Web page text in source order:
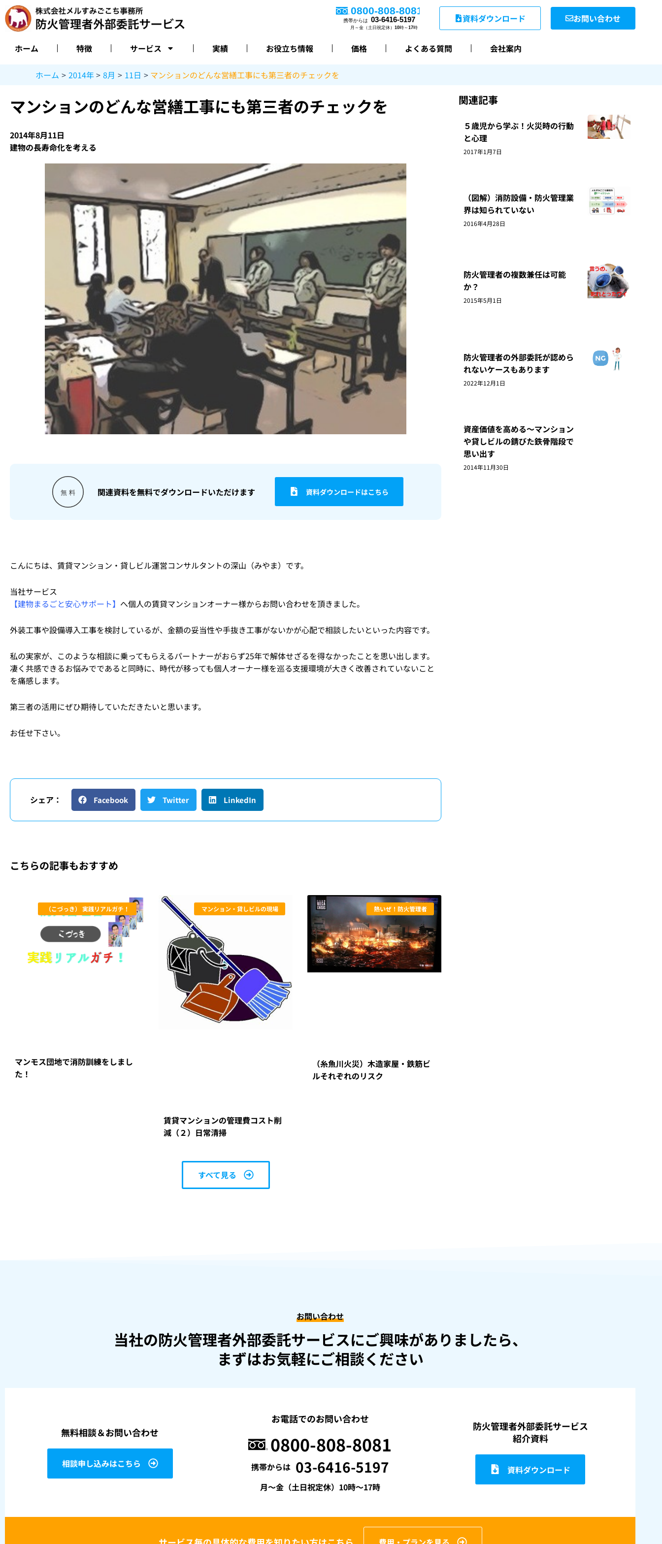
容
を
資料ダウンロード お問い合わせ
ホーム 特徴 サービス 実績 お役立ち情報 価格 よくある質問 会社案内
ホーム 2014年 8月 11日 マンションのどんな営繕工事にも第三者のチェックを
マンションのどんな営繕工事にも第三者のチェックを
2014年8月11日
建物の長寿命化を考える
関連資料を無料でダウンロードいただけます 資料ダウンロードはこちら
こんにちは、賃貸マンション・貸しビル運営コンサルタントの深山（みやま）です。
当社サービス
【建物まるごと安心サポート】 へ個人の賃貸マンションオーナー様からお問い合わせを頂きました。
外装工事や設備導入工事を検討しているが、金額の妥当性や手抜き工事がないかが心配で相談したいといった内容です。
私の実家が、このような相談に乗ってもらえるパートナーがおらず25年で解体せざるを得なかったことを思い出します。
凄く共感できるお悩みでであると同時に、時代が移っても個人オーナー様を巡る支援環境が大きく改善されていないこと
を痛感します。
第三者の活用にぜひ期待していただきたいと思います。
お任せ下さい。
シェア： Facebook Twitter LinkedIn
こちらの記事もおすすめ
（こづっき） 実践リアルガチ！
マンモス団地で消防訓練をしまし
た！
マンション・貸しビルの現場
賃貸マンションの管理費コスト削
減（２）日常清掃
熱いぜ！防火管理者
（糸魚川火災）木造家屋・鉄筋ビ
ルそれぞれのリスク
すべて見る
関連記事
５歳児から学ぶ！火災時の行動
と心理
2017年1月7日
（図解）消防設備・防火管理業
界は知られていない
2016年4月28日
防火管理者の複数兼任は可能
か？
2015年5月1日
防火管理者の外部委託が認めら
れないケースもあります
2022年12月1日
資産価値を高める～マンション
や貸しビルの錆びた鉄骨階段で
思い出す
2014年11月30日
お問い合わせ
当社の防火管理者外部委託サービスにご興味がありましたら、
まずはお気軽にご相談ください
無料相談＆お問い合わせ
相談申し込みはこちら
お電話でのお問い合わせ
0800-808-8081
携帯からは 03-6416-5197
月〜金（土日祝定休）10時〜17時
防火管理者外部委託サービス
紹介資料
資料ダウンロード